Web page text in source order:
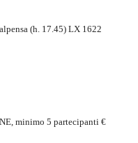
(h. 17.45) LX 1622
minimo 5 partecipanti €